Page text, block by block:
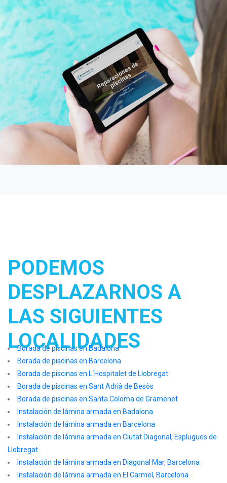
PODEMOS
DESPLAZARNOS A
LAS SIGUIENTES
LOCALIDADES
Borada de piscinas en Badalona
Borada de piscinas en Barcelona
Borada de piscinas en L´Hospitalet de Llobregat
Borada de piscinas en Sant Adrià de Besòs
Borada de piscinas en Santa Coloma de Gramenet
Instalación de lámina armada en Badalona
Instalación de lámina armada en Barcelona
Instalación de lámina armada en Ciutat Diagonal, Esplugues de
Llobregat
Instalación de lámina armada en Diagonal Mar, Barcelona
Instalación de lámina armada en El Carmel, Barcelona